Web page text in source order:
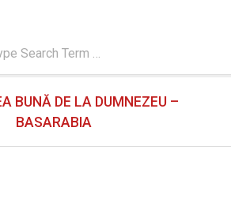
Search
BUNĂ DE LA DUMNEZEU –
BASARABIA